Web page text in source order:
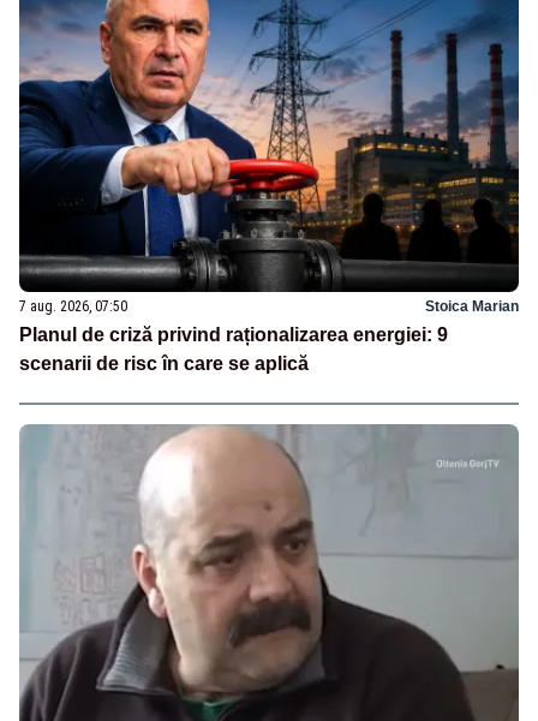
7 aug. 2026, 07:50 Stoica Marian
Planul de criză privind raționalizarea energiei: 9
scenarii de risc în care se aplică